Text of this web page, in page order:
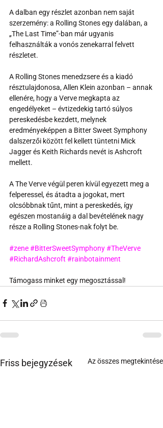
A dalban egy részlet azonban nem saját
szerzemény: a Rolling Stones egy dalában, a
„The Last Time”-ban már ugyanis
felhasználták a vonós zenekarral felvett
részletet.
A Rolling Stones menedzsere és a kiadó
résztulajdonosa, Allen Klein azonban – annak
ellenére, hogy a Verve megkapta az
engedélyeket – évtizedekig tartó súlyos
pereskedésbe kezdett, melynek
eredményeképpen a Bitter Sweet Symphony
dalszerzői között fel kellett tüntetni Mick
Jagger és Keith Richards nevét is Ashcroft
mellett.
A The Verve végül peren kívül egyezett meg a
felperessel, és átadta a jogokat, mert
olcsóbbnak tűnt, mint a pereskedés, így
egészen mostanáig a dal bevételének nagy
része a Rolling Stones-nak folyt be.
#zene#BitterSweetSymphony#TheVerve
#RichardAshcroft #rainbotainment
Támogass minket egy megosztással!
Friss bejegyzések Az összes megtekintése